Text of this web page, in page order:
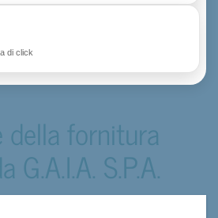
di click
della fornitura
G.A.I.A. S.P.A.